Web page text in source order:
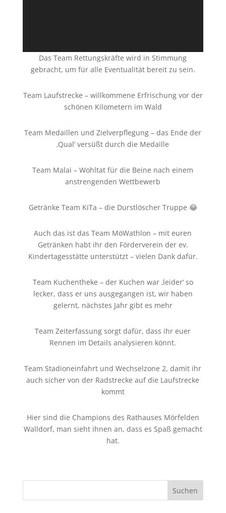
Das Team Rettungskräfte wird in Stimmung
gebracht, um für alle Eventualität bereit zu sein.
Team Laufstrecke – willkommene Erfrischung vor der
schönen Kilometern im Wald
Team Medaillen und Zielverpflegung – das Ende der
‚Qual‘ versüßt durch die Medaille
Team Malai – Wohltat für die Beine nach einem
anstrengenden Wettbewerb
Getränke Team KiTa – die Durstlöscher Truppe 😂
Auch das ist das Team MöWathlon – mit euren
Getränken habt ihr den Förderverein der ev.
Kindertagesstätte unterstützt – vielen Dank dafür.
Team Kuchentheke – der Kuchen war ‚leider‘ so
lecker, dass er uns ausgegangen ist, wir haben
gelernt, nächstes Jahr gibt es mehr
Team Zeiterfassung sorgt dafür, dass ihr euer
Rennen im Details analysieren könnt.
Team Stadioneinfahrt und Wechselzone 2, damit ihr
auch sicher von der Radstrecke auf die Laufstrecke
kommt
Hier sind die Champions des Rathauses Mörfelden
Walldorf, man sieht ihnen an, dass es Spaß gemacht
hat.